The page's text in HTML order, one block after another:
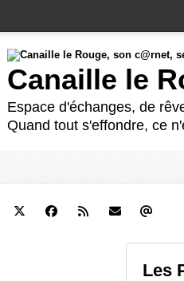
Canaille le
Espace d'échanges, de
Quand tout s'effondre, ce
Les